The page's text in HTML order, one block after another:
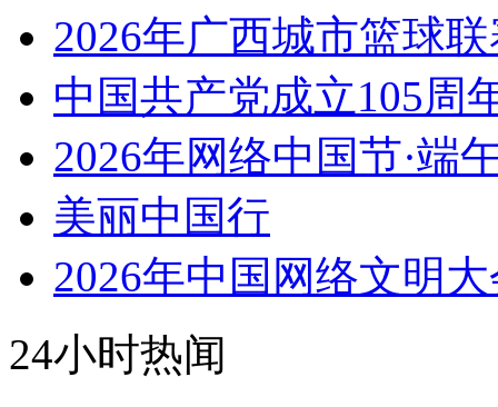
2026年广西城市篮球
中国共产党成立105周
2026年网络中国节·端
美丽中国行
2026年中国网络文明
24小时热闻